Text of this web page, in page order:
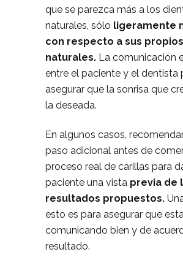
que se parezca más a los
naturales, sólo ligeramente
con respecto a sus
naturales. La comunicación
entre el paciente y el dentista
asegurar que la sonrisa que
la deseada.
En algunos casos,
paso adicional antes de
proceso real de carillas para
paciente una vista previa de
resultados propuestos.
esto es para asegurar que
comunicando bien y de
resultado.